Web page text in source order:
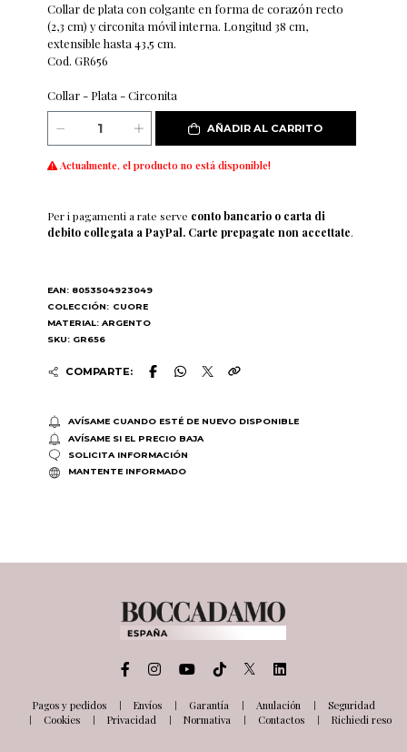
Collar de plata con colgante en forma de corazón recto
(2,3 cm) y circonita móvil interna. Longitud 38 cm,
extensible hasta 43,5 cm.
Cod. GR656
Collar - Plata - Circonita
AÑADIR AL CARRITO
Actualmente, el producto no está disponible!
Per i pagamenti a rate serve conto bancario o carta di
debito collegata a PayPal. Carte prepagate non accettate.
EAN: 8053504923049
COLECCIÓN: CUORE
MATERIAL: ARGENTO
SKU: GR656
COMPARTE:
AVÍSAME CUANDO ESTÉ DE NUEVO DISPONIBLE
AVÍSAME SI EL PRECIO BAJA
SOLICITA INFORMACIÓN
MANTENTE INFORMADO
Pagos y pedidos Envíos Garantía Anulación
Seguridad
Cookies
Privacidad Normativa Contactos Richiedi reso